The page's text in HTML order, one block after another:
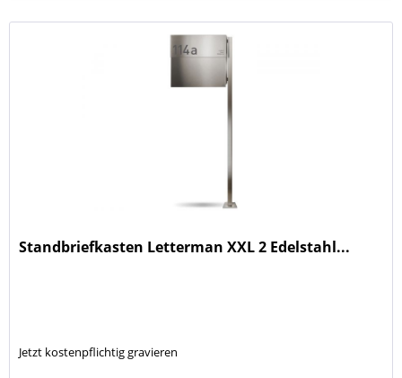
Standbriefkasten Letterman XXL 2 Edelstahl...
Jetzt kostenpflichtig gravieren